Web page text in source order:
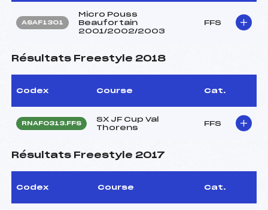
ASAF1301
Micro Pouss
Beaufortain
2001/2002/2003
FFS
Résultats Freestyle 2018
Codex Course Cat.
RNAF0313.FFS
SX JF Cup Val
Thorens
FFS
Résultats Freestyle 2017
Codex Course Cat.